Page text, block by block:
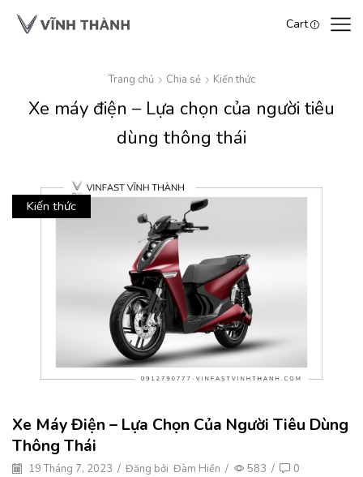
Cart
Trang chủ Chia sẻ Kiến thức
Xe máy điện – Lựa chọn của người tiêu
dùng thông thái
Kiến thức
Xe Máy Điện – Lựa Chọn Của Người Tiêu Dùng
Thông Thái
19 Tháng 7, 2023 / Đăng bởi Đàm Hiền / 583 / 0